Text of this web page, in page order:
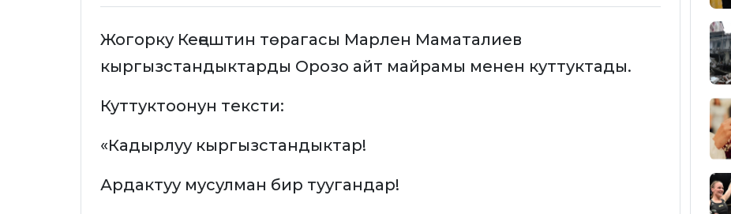
Жогорку Кеңештин төрагасы Марлен Маматалиев
кыргызстандыктарды Орозо айт майрамы менен куттуктады.
Куттуктоонун тексти:
«Кадырлуу кыргызстандыктар!
Ардактуу мусулман бир туугандар!